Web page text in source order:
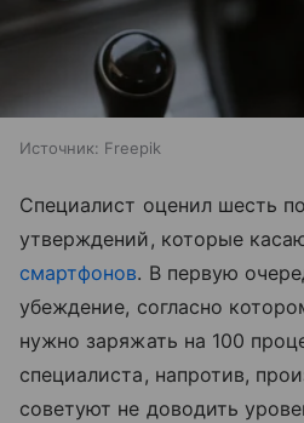
Источник: Freepik
Специалист оценил шесть
утверждений, которые
смартфонов. В первую
убеждение, согласно
нужно заряжать на 100
специалиста, напротив,
советуют не доводить